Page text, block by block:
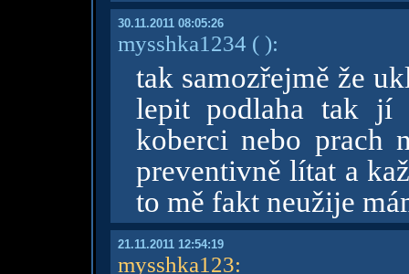
30.11.2011 08:05:26
mysshka1234 ( ):
tak samozřejmě že
lepit podlaha tak
koberci nebo prach
preventivně lítat a
to mě fakt neužije
21.11.2011 12:54:19
mysshka123: